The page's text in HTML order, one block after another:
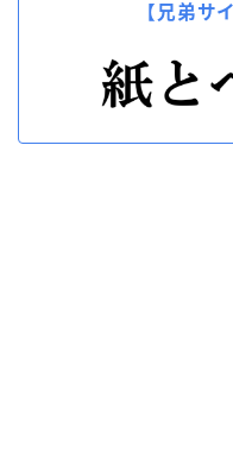
【兄弟サ